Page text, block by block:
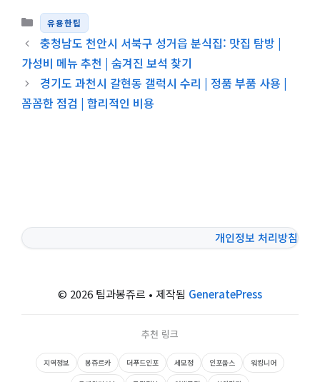
카테고리
유용한팁
충청남도 천안시 서북구 성거읍 분식집: 맛집 탐방 |
가성비 메뉴 추천 | 숨겨진 보석 찾기
경기도 과천시 갈현동 갤럭시 수리 | 정품 부품 사용 |
꼼꼼한 점검 | 합리적인 비용
개인정보 처리방침
© 2026 팁과봉쥬르 • 제작됨 GeneratePress
추천 링크
지역정보 봉쥬르카 더푸드인포 세모정 인포웁스
워킹니어